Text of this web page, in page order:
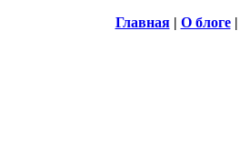
Главная| О блоге|